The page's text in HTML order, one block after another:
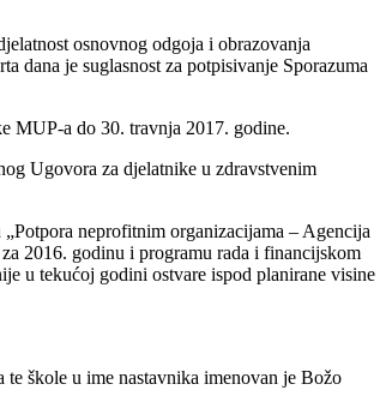
osnovnog odgoja i obrazovanja
dana je suglasnost za potpisivanje Sporazuma
MUP-a do 30. travnja 2017. godine.
Ugovora za djelatnike u zdravstvenim
neprofitnim organizacijama – Agencija
2016. godinu i programu rada i financijskom
u tekućoj godini ostvare ispod planirane visine
škole u ime nastavnika imenovan je Božo